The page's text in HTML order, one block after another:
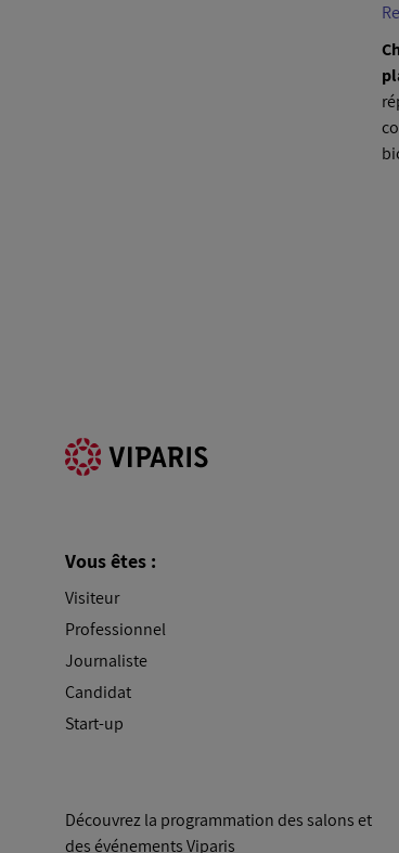
Vous êtes :
Visiteur
Professionnel
Journaliste
Candidat
Start-up
Découvrez la programmation des salons et
des événements Viparis